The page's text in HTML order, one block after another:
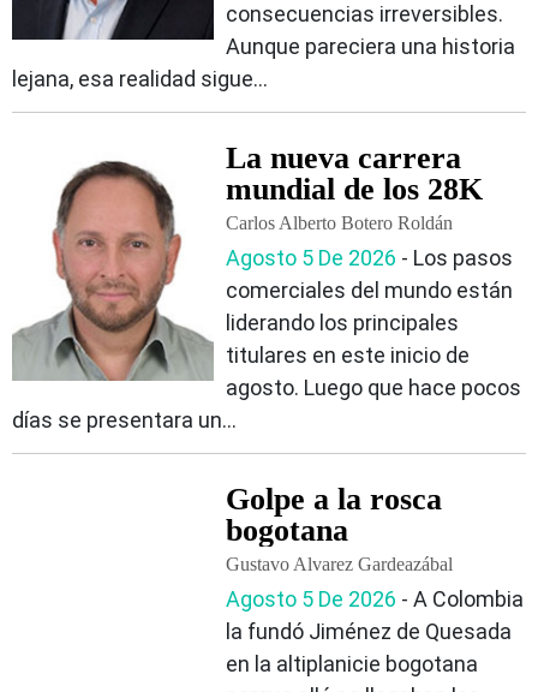
consecuencias irreversibles.
Aunque pareciera una historia
lejana, esa realidad sigue...
La nueva carrera
mundial de los 28K
Carlos Alberto Botero Roldán
Agosto 5 De 2026 ‐ Los pasos
comerciales del mundo están
liderando los principales
titulares en este inicio de
agosto. Luego que hace pocos
días se presentara un...
Golpe a la rosca
bogotana
Gustavo Alvarez Gardeazábal
Agosto 5 De 2026 ‐ A Colombia
la fundó Jiménez de Quesada
en la altiplanicie bogotana